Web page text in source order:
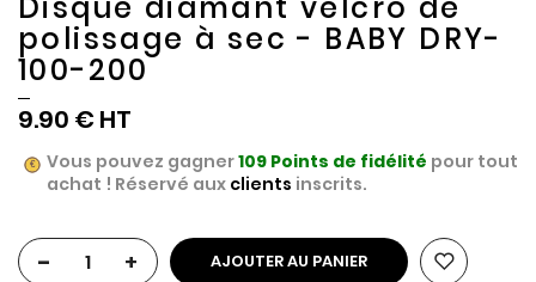
polissage à sec - BABY DRY-
100-200
9.90 €
Vous pouvez gagner109 Points de fidélité pour tout
achat ! Réservé aux clients inscrits.
- + AJOUTER AU PANIER